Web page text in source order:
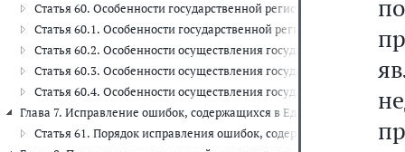
Статья 60. Особенности государственной регистрации прав и
Статья 60.1. Особенности государственной регистрации прав
Статья 60.2. Особенности осуществления государственного
Статья 60.3. Особенности осуществления государственного
Статья 60.4. Особенности осуществления государственного
Глава 7. Исправление ошибок, содержащихся в Едином
Статья 61. Порядок исправления ошибок, содержащихся в